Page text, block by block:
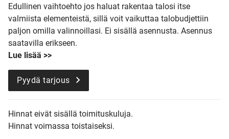
Edullinen vaihtoehto jos haluat rakentaa talosi itse
valmiista elementeistä, sillä voit vaikuttaa talobudjettiin
paljon omilla valinnoillasi. Ei sisällä asennusta. Asennus
saatavilla erikseen.
Lue lisää >>
Pyydä tarjous
Hinnat eivät sisällä toimituskuluja.
Hinnat voimassa toistaiseksi.